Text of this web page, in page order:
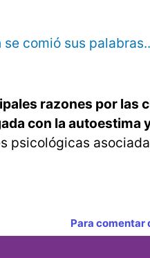
se comió sus
razones por las
con la autoestima
psicológicas
Para comentar